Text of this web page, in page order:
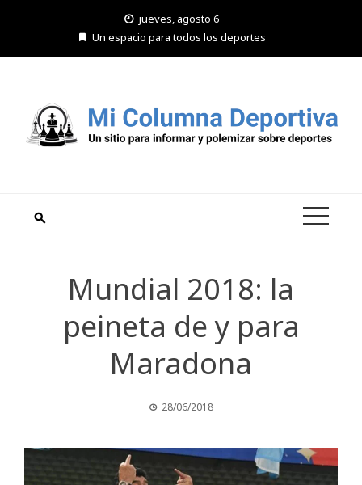
jueves, agosto 6
Un espacio para todos los deportes
Mundial 2018: la
peineta de y para
Maradona
28/06/2018